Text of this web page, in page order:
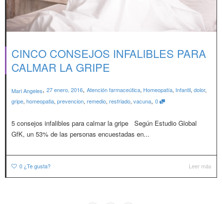
CINCO CONSEJOS INFALIBLES PARA
CALMAR LA GRIPE
Mari Angeles, 27 enero, 2016, Atención farmaceútica, Homeopatía, Infantil, dolor,
gripe, homeopatia, prevencion, remedio, resfriado, vacuna, 0
5 consejos infalibles para calmar la gripe Según Estudio Global
GfK, un 53% de las personas encuestadas en...
0 ¿Te gusta? Leer más